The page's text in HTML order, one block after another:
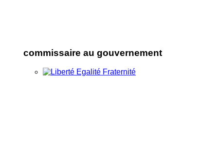
commissaire au gouvernement